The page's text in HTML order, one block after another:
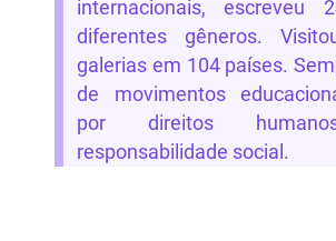
internacionais, escreveu
diferentes gêneros.
galerias em 104 países.
de movimentos
por direitos
responsabilidade social.